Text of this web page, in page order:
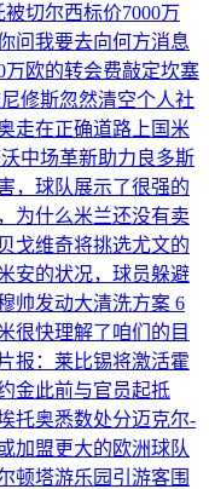
切尔西标价7000万
问我要去向何方消息
万欧的转会费敲定坎塞
修斯忽然清空个人社
走在正确道路上 国米
中场革新助力良多斯
，球队展示了很强的
为什么米兰还没有卖
戈维奇将挑选尤文的
安的状况，球员躲避
帅发动大清洗方案 6
很快理解了咱们的目
报：莱比锡将激活霍
金此前与官员起抵
托奥悉数处分迈克尔-
加盟更大的欧洲球队
顿塔游乐园引游客围